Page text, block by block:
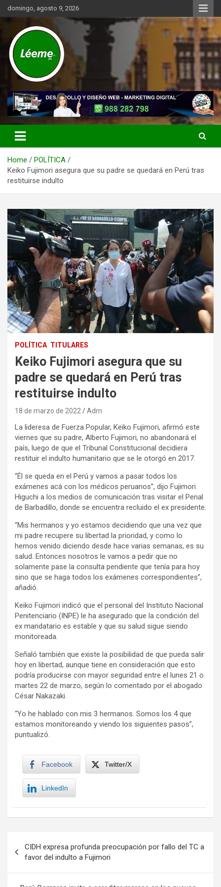
Skip
to
domingo, agosto 9, 2026
Léeme.pe
Noticias de actualidad del mundo distrital, vecinal, municipal y de
negocios a nivel de Lima Metropolitana, sin descuidar las noticias
de alcance nacional.
Home
POLÍTICA
Keiko Fujimori asegura que su padre se quedará en Perú tras
restituirse indulto
POLÍTICA TITULARES
Keiko Fujimori asegura que su
padre se quedará en Perú tras
restituirse indulto
18 de marzo de 2022 Adm
La lideresa de Fuerza Popular, Keiko Fujimori, afirmó este
viernes que su padre, Alberto Fujimori, no abandonará el
país, luego de que el Tribunal Constitucional decidiera
restituir el indulto humanitario que se le otorgó en 2017.
“Él se queda en el Perú y vamos a pasar todos los
exámenes acá con los médicos peruanos”, dijo Fujimori
Higuchi a los medios de comunicación tras visitar el Penal
de Barbadillo, donde se encuentra recluido el ex presidente.
“Mis hermanos y yo estamos decidiendo que una vez que
mi padre recupere su libertad la prioridad, y como lo
hemos venido diciendo desde hace varias semanas, es su
salud. Entonces nosotros le vamos a pedir que no
solamente pase la consulta pendiente que tenía para hoy
sino que se haga todos los exámenes correspondientes”,
añadió.
Keiko Fujimori indicó que el personal del Instituto Nacional
Penitenciario (INPE) le ha asegurado que la condición del
ex mandatario es estable y que su salud sigue siendo
monitoreada.
Señaló también que existe la posibilidad de que pueda salir
hoy en libertad, aunque tiene en consideración que esto
podría producirse con mayor seguridad entre el lunes 21 o
martes 22 de marzo, según lo comentado por el abogado
César Nakazaki.
“Yo he hablado con mis 3 hermanos. Somos los 4 que
estamos monitoreando y viendo los siguientes pasos”,
puntualizó.
Facebook Twitter/X
LinkedIn
de
entradas
CIDH expresa profunda preocupación por fallo del TC a
favor del indulto a Fujimori